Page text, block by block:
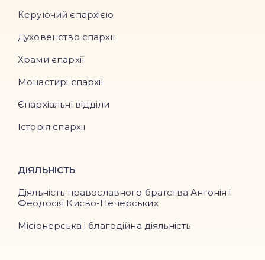
Керуючий єпархією
Духовенство єпархії
Храми єпархії
Монастирі єпархії
Єпархіальні відділи
Історія єпархії
ДІЯЛЬНІСТЬ
Діяльність православного братства Антонія і
Феодосія Києво-Печерських
Місіонерська і благодійна діяльність